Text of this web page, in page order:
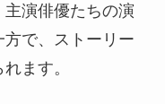
演俳優たちの演
で、ストーリー
ます。